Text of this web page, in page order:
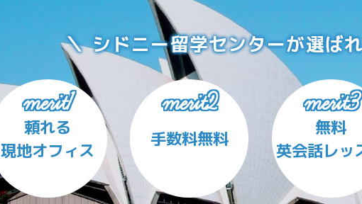
シドニー留学センターが選ば
merit1
頼れる
現地オフィス
merit2
手数料無料
merit3
無料
英会話レッ